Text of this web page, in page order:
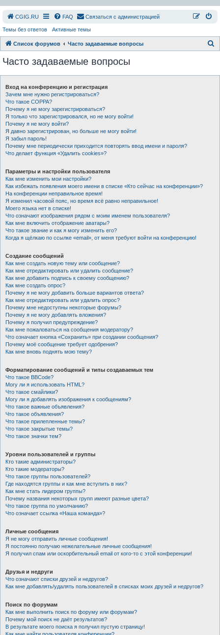
СGIG.RU FAQ Связаться с администрацией
Темы без ответов Активные темы
Список форумов Часто задаваемые вопросы
Часто задаваемые вопросы
Вход на конференцию и регистрация
Зачем мне нужно регистрироваться?
Что такое COPPA?
Почему я не могу зарегистрироваться?
Я только что зарегистрировался, но не могу войти!
Почему я не могу войти?
Я давно зарегистрирован, но больше не могу войти!
Я забыл пароль!
Почему мне периодически приходится повторять ввод имени и пароля?
Что делает функция «Удалить cookies»?
Параметры и настройки пользователя
Как мне изменить мои настройки?
Как избежать появления моего имени в списке «Кто сейчас на конференции»?
На конференции неправильное время!
Я изменил часовой пояс, но время всё равно неправильное!
Моего языка нет в списке!
Что означают изображения рядом с моим именем пользователя?
Как мне включить отображение аватары?
Что такое звание и как я могу изменить его?
Когда я щёлкаю по ссылке «email», от меня требуют войти на конференцию!
Создание сообщений
Как мне создать новую тему или сообщение?
Как мне отредактировать или удалить сообщение?
Как мне добавить подпись к своему сообщению?
Как мне создать опрос?
Почему я не могу добавить больше вариантов ответа?
Как мне отредактировать или удалить опрос?
Почему мне недоступны некоторые форумы?
Почему я не могу добавлять вложения?
Почему я получил предупреждение?
Как мне пожаловаться на сообщения модератору?
Что означает кнопка «Сохранить» при создании сообщения?
Почему моё сообщение требует одобрения?
Как мне вновь поднять мою тему?
Форматирование сообщений и типы создаваемых тем
Что такое BBCode?
Могу ли я использовать HTML?
Что такое смайлики?
Могу ли я добавлять изображения к сообщениям?
Что такое важные объявления?
Что такое объявления?
Что такое прилепленные темы?
Что такое закрытые темы?
Что такое значки тем?
Уровни пользователей и группы
Кто такие администраторы?
Кто такие модераторы?
Что такое группы пользователей?
Где находятся группы и как мне вступить в них?
Как мне стать лидером группы?
Почему названия некоторых групп имеют разные цвета?
Что такое группа по умолчанию?
Что означает ссылка «Наша команда»?
Личные сообщения
Я не могу отправить личные сообщения!
Я постоянно получаю нежелательные личные сообщения!
Я получил спам или оскорбительный email от кого-то с этой конференции!
Друзья и недруги
Что означают списки друзей и недругов?
Как мне добавлять/удалять пользователей в списках моих друзей и недругов?
Поиск по форумам
Как мне выполнить поиск по форуму или форумам?
Почему мой поиск не даёт результатов?
В результате моего поиска я получил пустую страницу!